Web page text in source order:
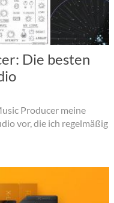
Die besten
Producer meine
vor, die ich regelmäßig